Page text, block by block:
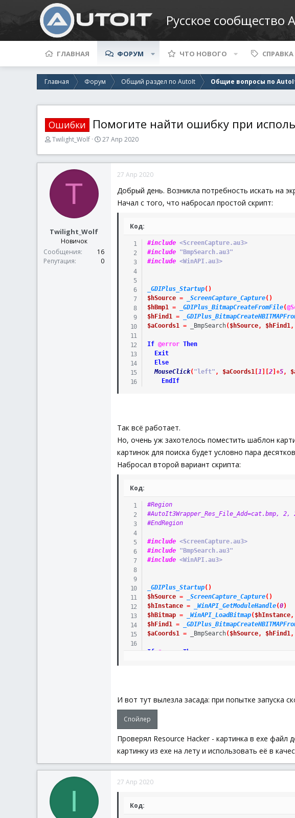
Русское сообщество
ГЛАВНАЯ ФОРУМ ЧТО НОВОГО СПРАВКА
Главная Форум Общий раздел по AutoIt Общие вопросы по
Ошибки Помогите найти ошибку при
А
т
р
т
м
ы
Twilight_Wolf
Д
т
27 Апр 2020
T
Twilight_Wolf
Новичок
Сообщения
16
Репутация
0
27 Апр 2020
Добрый день. Возникла потребность искать на
Начал с того, что набросал простой скрипт:
Код:
#include <ScreenCapture.au3>
#include "BmpSearch.au3"
#include <WinAPI.au3>
_GDIPlus_Startup( )
$hSource = _ScreenCapture_Capture( )
$hBmp1 = _GDIPlus_BitmapCreateFromFile(
$hFind1 =
$aCoords1 = _BmpSearch( $hSource, $hFind1,
If @error Then
Exit
Else
MouseClick( "left" , $aCoords1[ 1 2] +5,
EndIf
Так всё работает.
Но, очень уж захотелось поместить шаблон
картинок для поиска будет условно пара
Набросал второй вариант скрипта:
Код:
#Region
#AutoIt3Wrapper_Res_File_Add=cat.bmp, 2,
#EndRegion
#include <ScreenCapture.au3>
#include "BmpSearch.au3"
#include <WinAPI.au3>
_GDIPlus_Startup( )
$hSource = _ScreenCapture_Capture( )
$hInstance = _WinAPI_GetModuleHandle(0)
$hBitmap = _WinAPI_LoadBitmap( $hInstance,
$hFind1 =
$aCoords1 = _BmpSearch( $hSource, $hFind1,
If @error
Then
И вот тут вылезла засада: при попытке запуска
Спойлер
Проверял Resource Hacker - картинка в exe файл
картинку из exe на лету и использовать её в
I
27 Апр 2020
Код: